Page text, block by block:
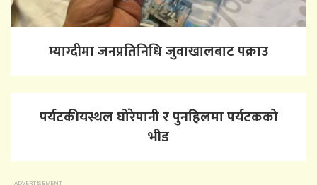
म्याग्दीमा जनप्रतिनिधि जुवाखालबाट पक्राउ
पर्यटकीयस्थल घोरेपानी र पुनहिलमा पर्यटकको
भीड